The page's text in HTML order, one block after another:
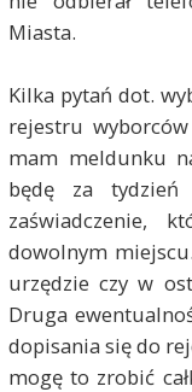
Miasta.
Kilka pytań dot.
rejestru
mam meldunku
będę za tydzień
zaświadczenie,
dowolnym
urzędzie czy w
Druga
dopisania się do
mogę to zrobić